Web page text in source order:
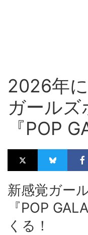
2026年
ガールズ
『POP
新感覚ガー
『POP
くる！